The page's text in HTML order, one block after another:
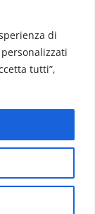
di
tutti”,
Salute